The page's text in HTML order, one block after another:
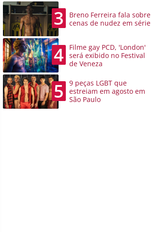
3
Breno Ferreira fala sobre
cenas de nudez em série
4
Filme gay PCD, 'London'
será exibido no Festival
de Veneza
5
9 peças LGBT que
estreiam em agosto em
São Paulo